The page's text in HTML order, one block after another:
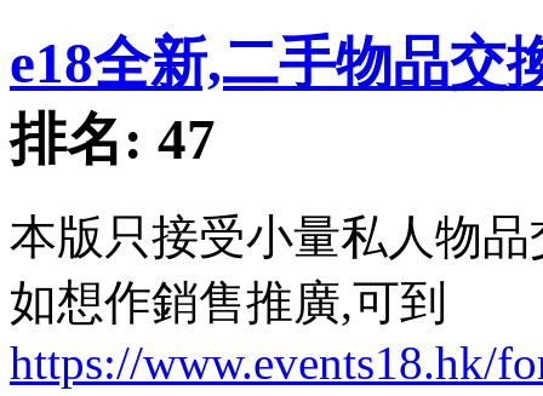
e18全新,二手物品交
排名: 47
本版只接受小量私人物
如想作銷售推廣,可到
https://www.events18.hk/